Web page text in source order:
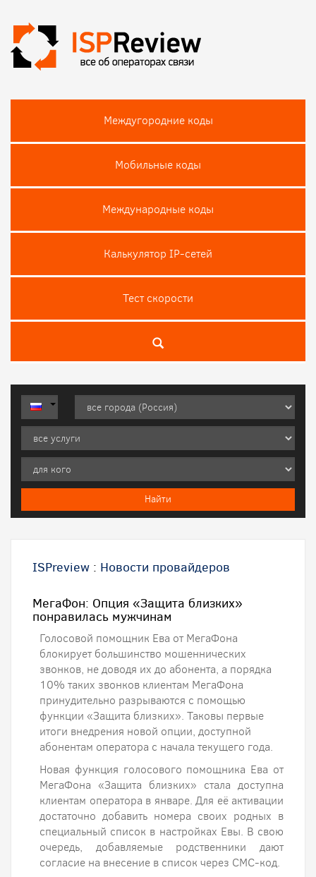
Междугородние коды
Мобильные коды
Международные коды
Калькулятор IP-сетей
Тест скороcти
ISPreview : Новости провайдеров
МегаФон: Опция «Защита близких»
понравилась мужчинам
Голосовой помощник Ева от МегаФона
блокирует большинство мошеннических
звонков, не доводя их до абонента, а порядка
10% таких звонков клиентам МегаФона
принудительно разрываются с помощью
функции «Защита близких». Таковы первые
итоги внедрения новой опции, доступной
абонентам оператора с начала текущего года.
Новая функция голосового помощника Ева от
МегаФона «Защита близких» стала доступна
клиентам оператора в январе. Для её активации
достаточно добавить номера своих родных в
специальный список в настройках Евы. В свою
очередь, добавляемые родственники дают
согласие на внесение в список через СМС-код.